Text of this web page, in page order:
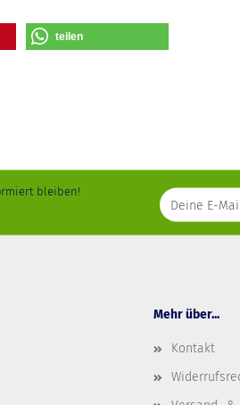
teilen
bleiben!
Mehr über...
Kontakt